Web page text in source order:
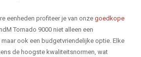
eenheden profiteer je van onze goedkope
Tornado 9000 niet alleen een
ook een budgetvriendelijke optie. Elke
de hoogste kwaliteitsnormen, wat